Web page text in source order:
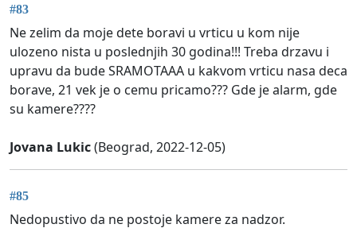
#83
Ne zelim da moje dete boravi u vrticu u kom nije
ulozeno nista u poslednjih 30 godina!!! Treba drzavu i
upravu da bude SRAMOTAAA u kakvom vrticu nasa deca
borave, 21 vek je o cemu pricamo??? Gde je alarm, gde
su kamere????
Jovana Lukic(Beograd, 2022-12-05)
#85
Nedopustivo da ne postoje kamere za nadzor.